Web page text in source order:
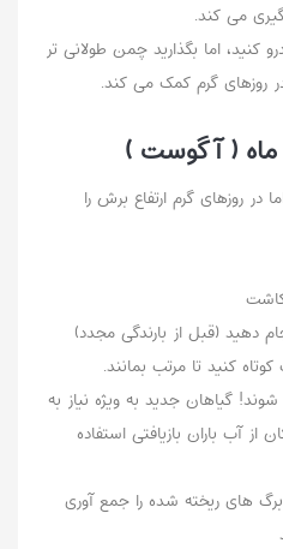
می کند.
اما بگذارید چمن طولانی تر
روزهای گرم کمک می کند.
ماه ( آگوست )
در روزهای گرم ارتفاع برش را
دهید (قبل از بارندگی مجدد)
کنید تا مرتب بمانند.
گیاهان جدید به ویژه نیاز به
از آب باران بازیافتی استفاده
های ریخته شده را جمع آوری